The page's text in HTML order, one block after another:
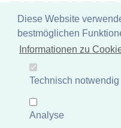
Fisch aus Steinguss
Maße:
Diese Website
bestmöglichen
Informationen zu
Technisch notwendig
Analyse